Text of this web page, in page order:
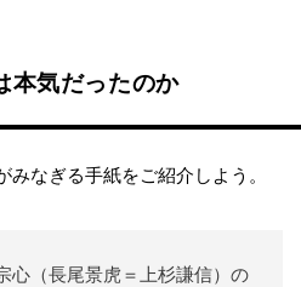
本気だったのか
なぎる手紙をご紹介しよう。
心（長尾景虎＝上杉謙信）の